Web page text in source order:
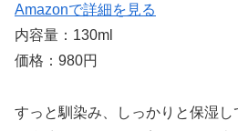
Amazonで詳細を見る
内容量：130ml
価格：980円
すっと馴染み、しっかりと保湿